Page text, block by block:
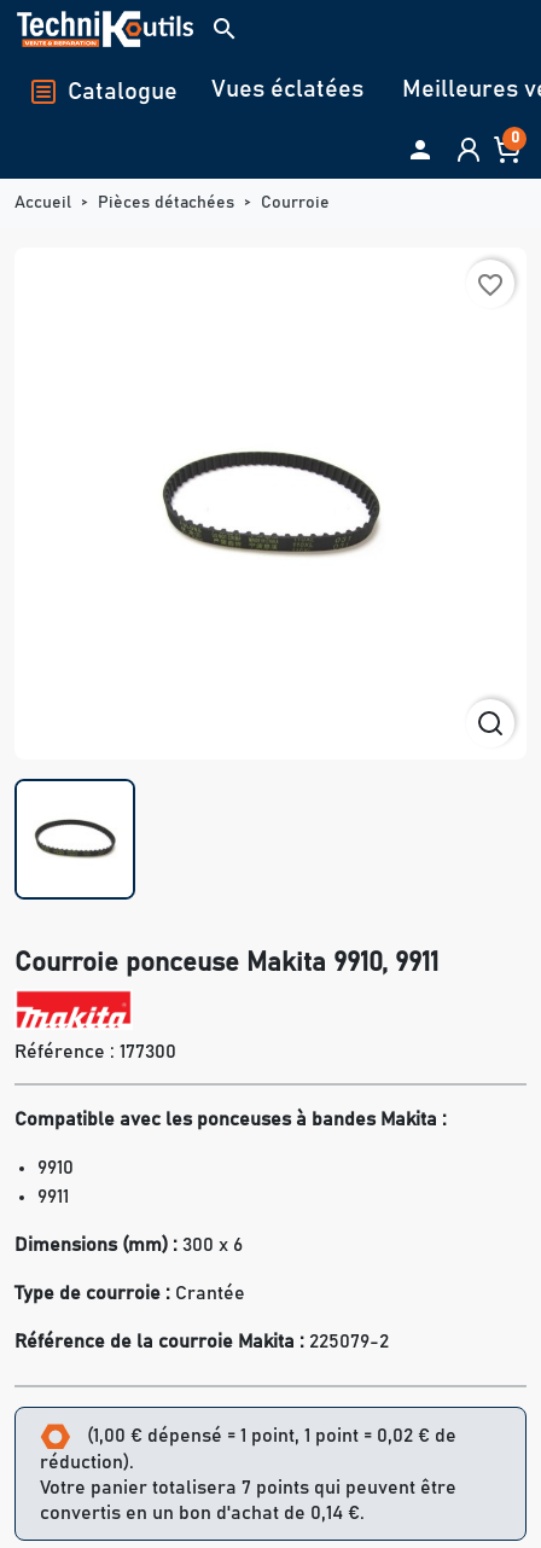
Panneau de gestion des cookies
search
Catalogue Vues éclatées Meilleures
 0
Accueil Pièces détachées Courroie
favorite_border
Courroie ponceuse Makita 9910, 9911
Référence : 177300
Compatible avec les ponceuses à bandes Makita :
9910
9911
Dimensions (mm) : 300 x 6
Type de courroie : Crantée
Référence de la courroie Makita : 225079-2
(1,00 € dépensé = 1 point, 1 point = 0,02 € de
réduction).
Votre panier totalisera 7 points qui peuvent être
convertis en un bon d'achat de 0,14 €.